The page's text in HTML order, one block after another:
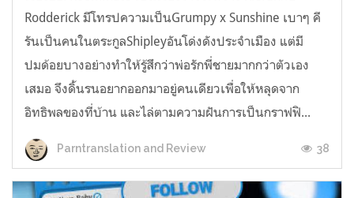
Rodderick มีโทรปความเป็นGrumpy x Sunshine เบาๆ คี
รันเป็นคนในตระกูลShipleyอันโด่งดังประจำเมือง แต่มี
ปมด้อยบางอย่างทำให้รู้สึกว่าพ่อรักพี่ชายมากกว่าตัวเอง
เสมอ จึงดิ้นรนอยากออกมาอยู่คนเดียวเพื่อให้หลุดจาก
อิทธิพลของที่บ้าน และไล่ตามความฝันการเป็นกราฟฟิ...
Parntranslation and Review 38